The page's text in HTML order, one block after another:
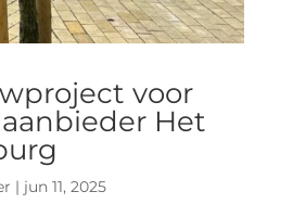
voor
Het
| jun 11, 2025